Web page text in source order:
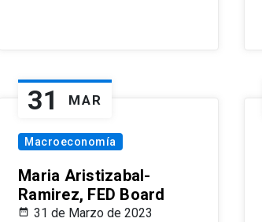
31 MAR
Macroeconomía
Maria Aristizabal-
Ramirez, FED Board
31 de Marzo de 2023